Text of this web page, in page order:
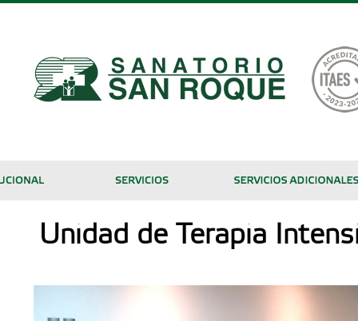
Unidad de Terapia